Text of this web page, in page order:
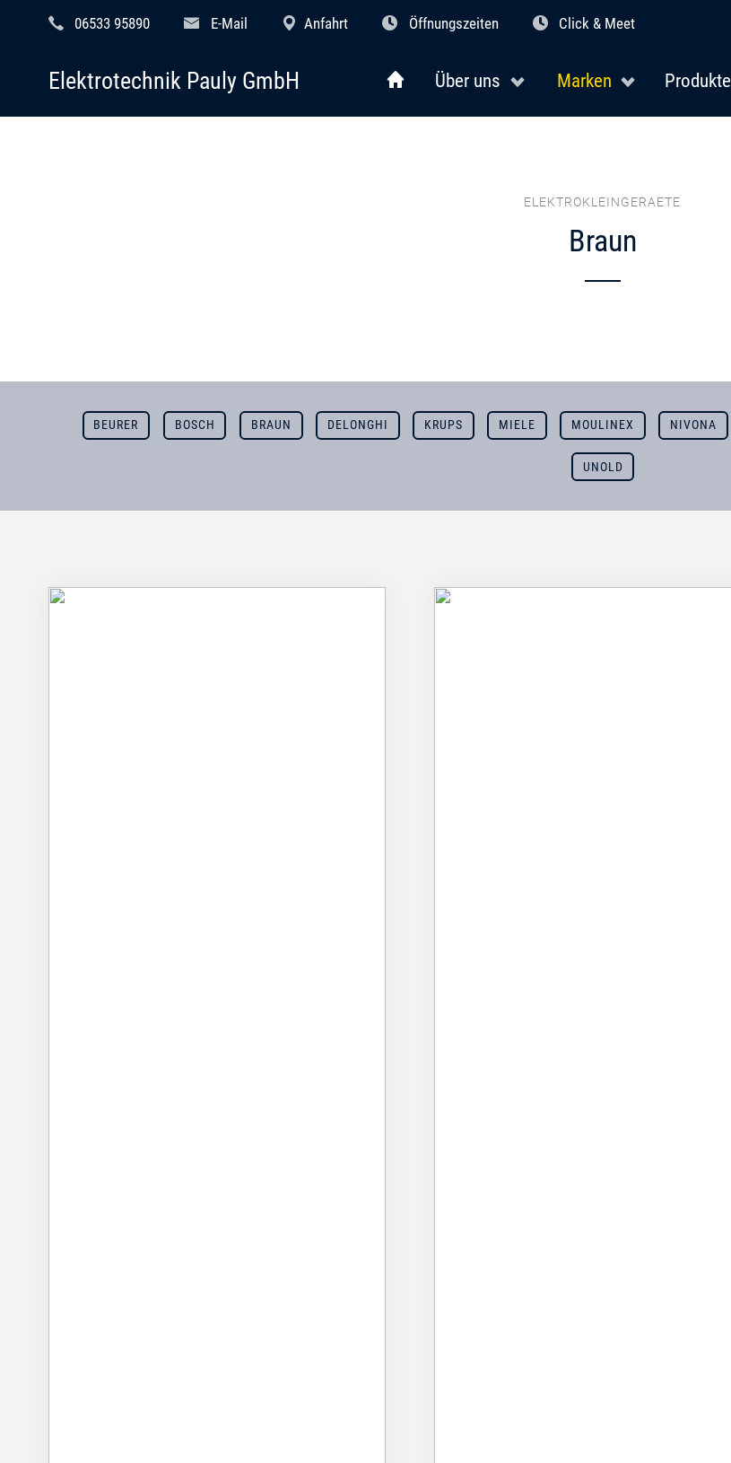
06533 95890 E-Mail Anfahrt Öffnungszeiten Click & Meet
Über uns Marken Produkte
Elektrotechnik Pauly GmbH
ELEKTROKLEINGERAETE
Braun
BEURER BOSCH BRAUN DELONGHI KRUPS MIELE MOULINEX NIVONA
UNOLD